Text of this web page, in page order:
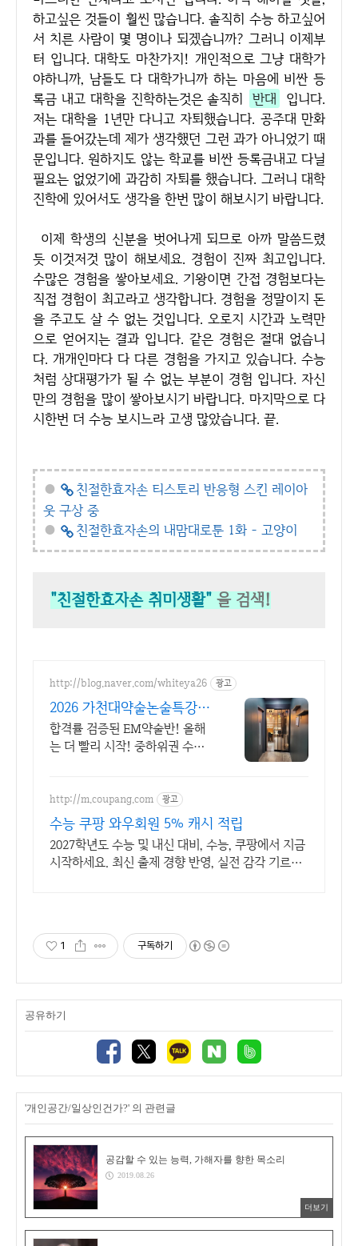
하고싶은 것들이 훨씬 많습니다. 솔직히 수능 하고싶어
서 치른 사람이 몇 명이나 되겠습니까? 그러니 이제부
터 입니다. 대학도 마찬가지! 개인적으로 그냥 대학가
야하니까, 남들도 다 대학가니까 하는 마음에 비싼 등
록금 내고 대학을 진학하는것은 솔직히 반대
입니다.
저는 대학을 1년만 다니고 자퇴했습니다. 공주대 만화
과를 들어갔는데 제가 생각했던 그런 과가 아니었기 때
문입니다. 원하지도 않는 학교를 비싼 등록금내고 다닐
필요는 없었기에 과감히 자퇴를 했습니다. 그러니 대학
진학에 있어서도 생각을 한번 많이 해보시기 바랍니다.
이제 학생의 신분을 벗어나게 되므로 아까 말씀드렸
듯 이것저것 많이 해보세요. 경험이 진짜 최고입니다.
수많은 경험을 쌓아보세요. 기왕이면 간접 경험보다는
직접 경험이 최고라고 생각합니다. 경험을 정말이지 돈
을 주고도 살 수 없는 것입니다. 오로지 시간과 노력만
으로 얻어지는 결과 입니다. 같은 경험은 절대 없습니
다. 개개인마다 다 다른 경험을 가지고 있습니다. 수능
처럼 상대평가가 될 수 없는 부분이 경험 입니다. 자신
만의 경험을 많이 쌓아보시기 바랍니다. 마지막으로 다
시한번 더 수능 보시느라 고생 많았습니다. 끝.
●
친절한효자손 티스토리 반응형 스킨 레이아
웃 구상 중
●
친절한효자손의 내맘대로툰 1화 - 고양이
"친절한효자손 취미생활" 을 검색!
http://blog.naver.com/whiteya26 광고
2026 가천대약술논술특강 2
023 약술논술 전원합격!
합격률 검증된 EM약술반! 올해
는 더 빨리 시작! 중하위권 수도
http://m.coupang.com 광고
수능 쿠팡 와우회원 5% 캐시 적립
2027학년도 수능 및 내신 대비, 수능, 쿠팡에서 지금
시작하세요. 최신 출제 경향 반영, 실전 감각 기르는
1 구독하기
공유하기
'개인공간/일상인건가?' 의 관련글
공감할 수 있는 능력, 가해자를 향한 목소리
2019.08.26
더보기